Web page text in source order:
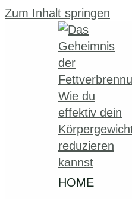
Zum Inhalt springen
HOME